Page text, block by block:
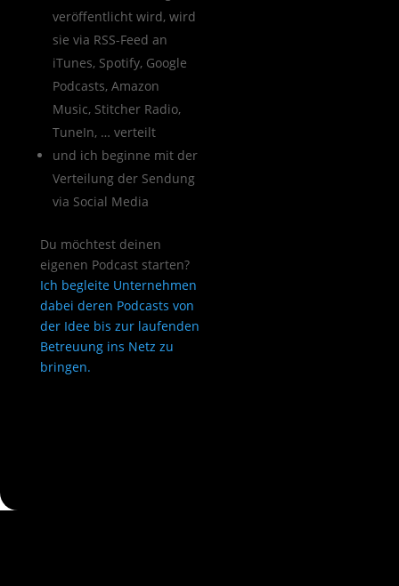
veröffentlicht wird, wird
sie via RSS-Feed an
iTunes, Spotify, Google
Podcasts, Amazon
Music, Stitcher Radio,
TuneIn, … verteilt
und ich beginne mit der
Verteilung der Sendung
via Social Media
Du möchtest deinen
eigenen Podcast starten?
Ich begleite Unternehmen
dabei deren Podcasts von
der Idee bis zur laufenden
Betreuung ins Netz zu
bringen.